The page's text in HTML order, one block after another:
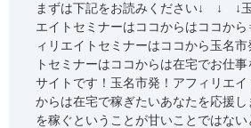
まずは下記をお読みください↓ ↓ ↓
エイトセミナーはココからはココか
ィリエイトセミナーはココから玉名
トセミナーはココからは在宅でお仕
サイトです！玉名市発！アフィリエイ
からは在宅で稼ぎたいあなたを応援し
を稼ぐということが甘いことではな